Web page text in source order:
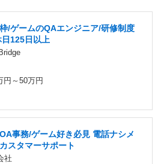
/ゲームのQAエンジニア/研修制度
125日以上
円～50万円
事務/ゲーム好き必見 電話ナシメ
スタマーサポート
社